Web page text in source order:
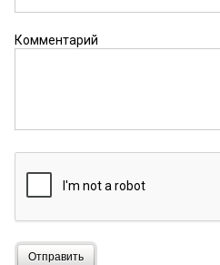
Комментарий
Отправить